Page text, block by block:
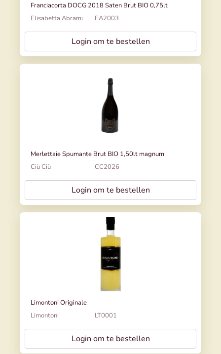
Franciacorta DOCG 2018 Saten Brut BIO 0,75lt
Elisabetta Abrami
EA2003
Login om te bestellen
Merlettaie Spumante Brut BIO 1,50lt magnum
Ciù Ciù
CC2026
Login om te bestellen
Limontoni Originale
Limontoni
LT0001
Login om te bestellen